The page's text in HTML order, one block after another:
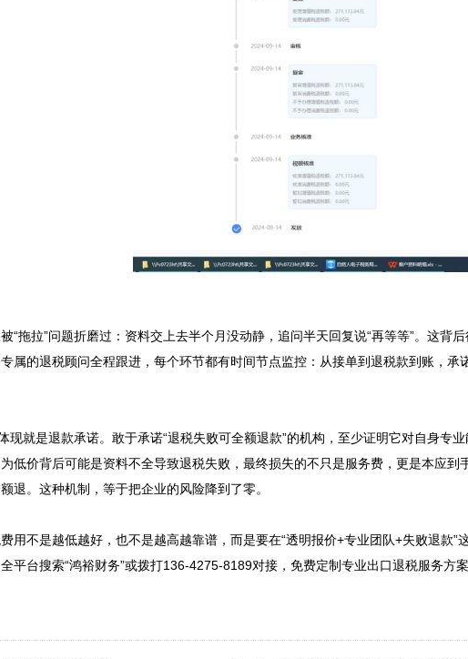
“拖拉”问题折磨过：资料交上去半个月没动静，追问半天回复说“再等等”。这背
属的退税顾问全程跟进，每个环节都有时间节点监控：从接单到退税款到账，
现就是退款承诺。敢于承诺“退税失败可全额退款”的机构，至少证明它对自身
低价背后可能是资料不全导致退税失败，最终损失的不只是服务费，更是本应
退。这种机制，等于把企业的风险降到了零。
用不是越低越好，也不是越高越靠谱，而是要在“透明报价+专业团队+失败退款
平台搜索“鸿裕财务”或拨打136-4275-8189对接，免费定制专业出口退税服务